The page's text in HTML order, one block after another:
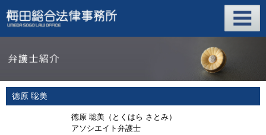
徳原 聡美
徳原 聡美（とくはら さとみ）
アソシエイト弁護士